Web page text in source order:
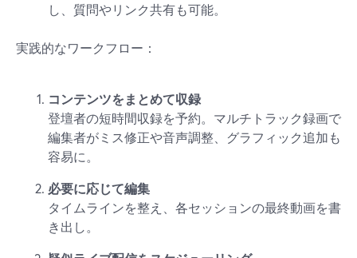
し、質問やリンク共有も可能。
実践的なワークフロー：
コンテンツをまとめて収録
登壇者の短時間収録を予約。マルチトラック録画で
編集者がミス修正や音声調整、グラフィック追加も
容易に。
必要に応じて編集
タイムラインを整え、各セッションの最終動画を書
き出し。